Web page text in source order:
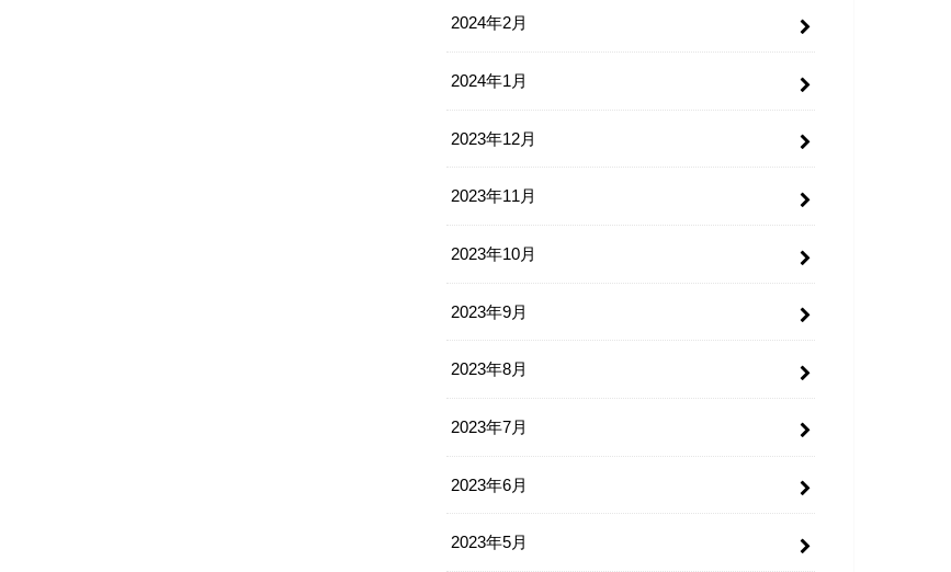
2024年2月
2024年1月
2023年12月
2023年11月
2023年10月
2023年9月
2023年8月
2023年7月
2023年6月
2023年5月